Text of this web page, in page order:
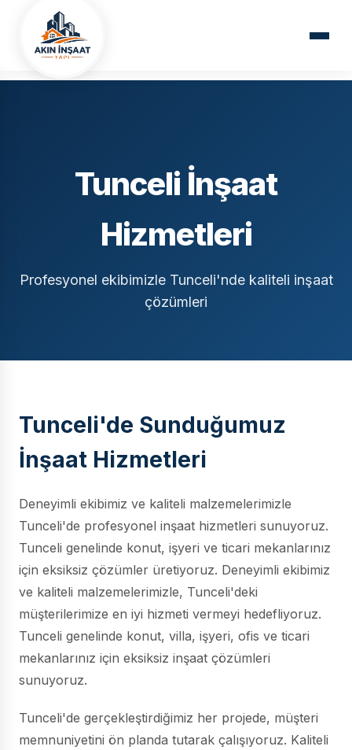
Ana Sayfa
Tunceli İnşaat
Hizmetleri
Profesyonel ekibimizle Tunceli'nde kaliteli inşaat
çözümleri
Tunceli'de Sunduğumuz
İnşaat Hizmetleri
Deneyimli ekibimiz ve kaliteli malzemelerimizle
Tunceli'de profesyonel inşaat hizmetleri sunuyoruz.
Tunceli genelinde konut, işyeri ve ticari mekanlarınız
için eksiksiz çözümler üretiyoruz. Deneyimli ekibimiz
ve kaliteli malzemelerimizle, Tunceli'deki
müşterilerimize en iyi hizmeti vermeyi hedefliyoruz.
Tunceli genelinde konut, villa, işyeri, ofis ve ticari
mekanlarınız için eksiksiz inşaat çözümleri
sunuyoruz.
Tunceli'de gerçekleştirdiğimiz her projede, müşteri
memnuniyetini ön planda tutarak çalışıyoruz. Kaliteli